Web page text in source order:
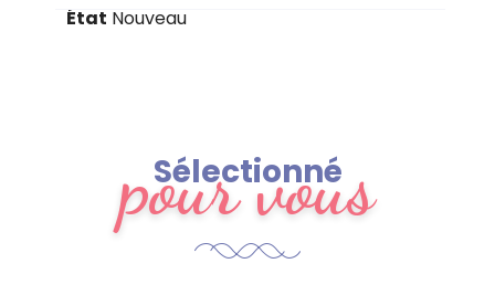
État Nouveau
Sélectionné
pour vous